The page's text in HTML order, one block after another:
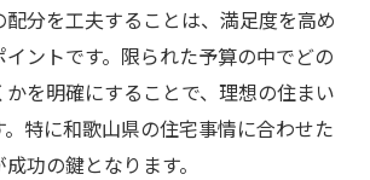
配分を工夫することは、満足度を高め
ントです。限られた予算の中でどの
を明確にすることで、理想の住まい
特に和歌山県の住宅事情に合わせた
功の鍵となります。